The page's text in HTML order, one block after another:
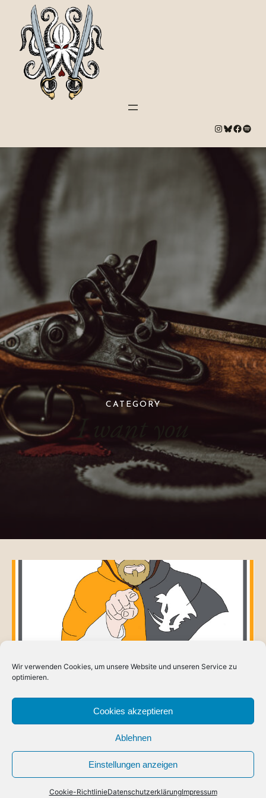
Wir verwenden Cookies, um unsere Website und unseren Service zu
optimieren.
Cookies akzeptieren
Ablehnen
Einstellungen anzeigen
Cookie-RichtlinieDatenschutzerklärungImpressum
# Bluesky # Spotify
CATEGORY
I want you
Wir brauchen Dich!
READ MORE
ABOUT
DICH!